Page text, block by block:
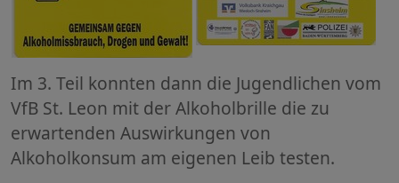
Im 3. Teil konnten dann die Jugendlichen vom
VfB St. Leon mit der Alkoholbrille die zu
erwartenden Auswirkungen von
Alkoholkonsum am eigenen Leib testen.